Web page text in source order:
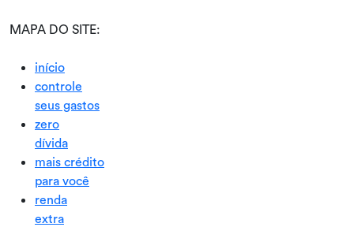
MAPA DO SITE:
início
controle
seus gastos
zero
dívida
mais crédito
para você
renda
extra